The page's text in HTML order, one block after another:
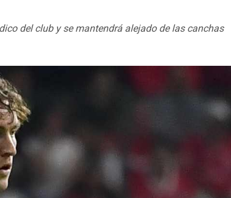
del club y se mantendrá alejado de las canchas